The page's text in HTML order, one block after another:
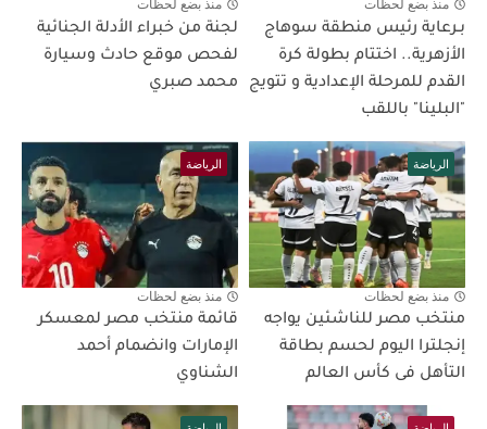
منذ بضع لحظات
بـرعاية رئيس منطقة سوهاج
الأزهرية.. اختتام بطولة كرة
القدم للمرحلة الإعدادية و تتويج
"البلينا" باللقب
منذ بضع لحظات
لجنة من خبراء الأدلة الجنائية
لفحص موقع حادث وسيارة
محمد صبري
الرياضة
منذ بضع لحظات
منتخب مصر للناشئين يواجه
إنجلترا اليوم لحسم بطاقة
التأهل فى كأس العالم
الرياضة
منذ بضع لحظات
قائمة منتخب مصر لمعسكر
الإمارات وانضمام أحمد
الشناوي